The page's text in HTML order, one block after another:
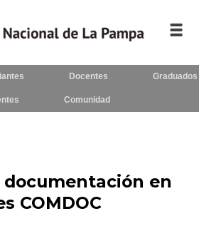
Docentes Graduados
Comunidad
en
COMDOC